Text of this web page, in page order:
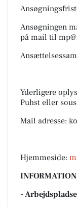
Ansøgningen
på mail til
Yderligere
Puhst eller
Mail adresse:
Hjemmeside:
-